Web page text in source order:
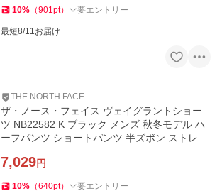
10% （901pt） 要エントリー
最短8/11お届け
THE NORTH FACE
ザ・ノース・フェイス ヴェイグラントショー
ツ NB22582 K ブラック メンズ 秋冬モデル ハ
ーフパンツ ショートパンツ 半ズボン ストレッ
7,029円
10% （640pt） 要エントリー